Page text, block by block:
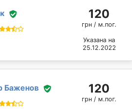
120
грн / м.пог.
Указана на
25.12.2022
Баженов
120
грн / м.пог.